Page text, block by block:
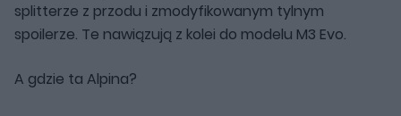
splitterze z przodu i zmodyfikowanym tylnym
spoilerze. Te nawiązują z kolei do modelu M3 Evo.
A gdzie ta Alpina?